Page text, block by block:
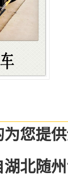
为您提
北随